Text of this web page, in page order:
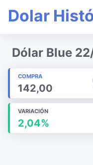
Dolar
Dólar Blue
COMPRA
142,00
VARIACIÓN
2,04%